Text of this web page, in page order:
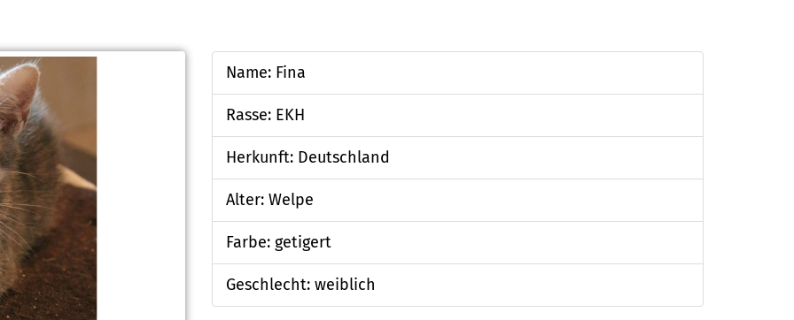
Name: Fina
Rasse: EKH
Herkunft: Deutschland
Alter: Welpe
Farbe: getigert
Geschlecht: weiblich